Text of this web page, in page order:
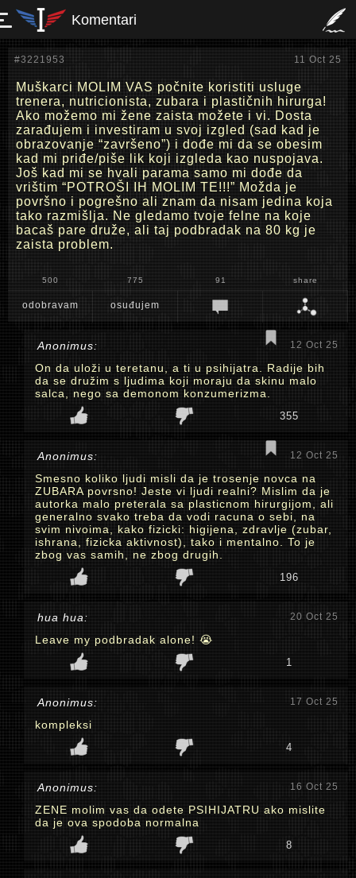
Komentari
#3221953 11 Oct 25
Muškarci MOLIM VAS počnite koristiti usluge
trenera, nutricionista, zubara i plastičnih hirurga!
Ako možemo mi žene zaista možete i vi. Dosta
zarađujem i investiram u svoj izgled (sad kad je
obrazovanje “završeno”) i dođe mi da se obesim
kad mi priđe/piše lik koji izgleda kao nuspojava.
Još kad mi se hvali parama samo mi dođe da
vrištim “POTROŠI IH MOLIM TE!!!” Možda je
površno i pogrešno ali znam da nisam jedina koja
tako razmišlja. Ne gledamo tvoje felne na koje
bacaš pare druže, ali taj podbradak na 80 kg je
zaista problem.
500 775 91 share
odobravam osuđujem
Anonimus: 12 Oct 25
On da uloži u teretanu, a ti u psihijatra. Radije bih
da se družim s ljudima koji moraju da skinu malo
salca, nego sa demonom konzumerizma.
355
Anonimus: 12 Oct 25
Smesno koliko ljudi misli da je trosenje novca na
ZUBARA povrsno! Jeste vi ljudi realni? Mislim da je
autorka malo preterala sa plasticnom hirurgijom, ali
generalno svako treba da vodi racuna o sebi, na
svim nivoima, kako fizicki: higijena, zdravlje (zubar,
ishrana, fizicka aktivnost), tako i mentalno. To je
zbog vas samih, ne zbog drugih.
196
hua hua: 20 Oct 25
Leave my podbradak alone! 😭
1
Anonimus: 17 Oct 25
kompleksi
4
Anonimus: 16 Oct 25
ZENE molim vas da odete PSIHIJATRU ako mislite
da je ova spodoba normalna
8